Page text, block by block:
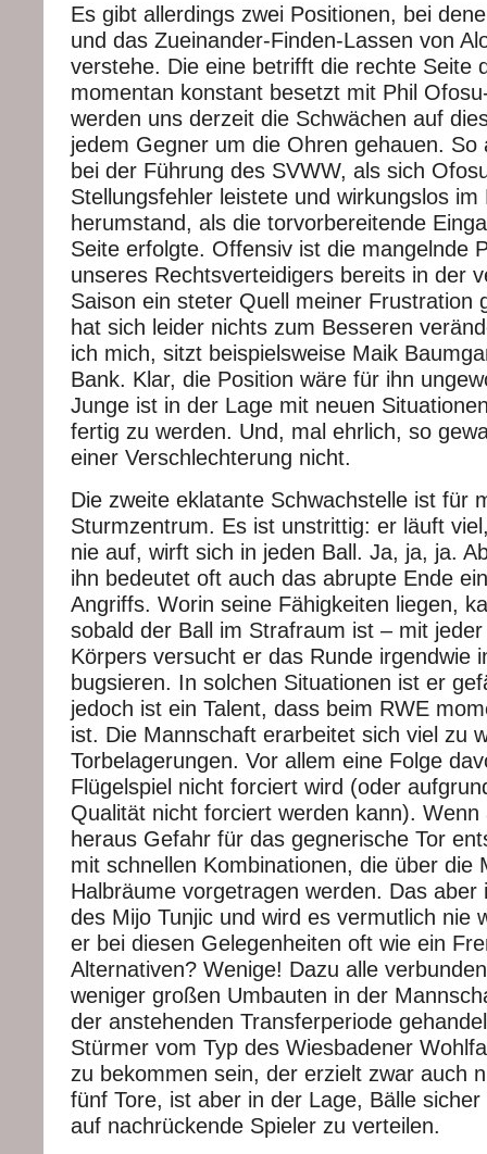
Es gibt allerdings zwei Positionen, bei
und das Zueinander-Finden-Lassen von
verstehe. Die eine betrifft die rechte Seite
momentan konstant besetzt mit Phil
werden uns derzeit die Schwächen auf
jedem Gegner um die Ohren gehauen. So
bei der Führung des SVWW, als sich
Stellungsfehler leistete und wirkungslos im
herumstand, als die torvorbereitende
Seite erfolgte. Offensiv ist die mangelnde
unseres Rechtsverteidigers bereits in der
Saison ein steter Quell meiner Frustration
hat sich leider nichts zum Besseren
ich mich, sitzt beispielsweise Maik
Bank. Klar, die Position wäre für ihn
Junge ist in der Lage mit neuen
fertig zu werden. Und, mal ehrlich, so
einer Verschlechterung nicht.
Die zweite eklatante Schwachstelle ist für
Sturmzentrum. Es ist unstrittig: er läuft
nie auf, wirft sich in jeden Ball. Ja, ja, ja.
ihn bedeutet oft auch das abrupte Ende
Angriffs. Worin seine Fähigkeiten liegen,
sobald der Ball im Strafraum ist – mit
Körpers versucht er das Runde irgendwie
bugsieren. In solchen Situationen ist er
jedoch ist ein Talent, dass beim RWE
ist. Die Mannschaft erarbeitet sich viel zu
Torbelagerungen. Vor allem eine Folge
Flügelspiel nicht forciert wird (oder
Qualität nicht forciert werden kann). Wenn
heraus Gefahr für das gegnerische Tor
mit schnellen Kombinationen, die über die
Halbräume vorgetragen werden. Das aber
des Mijo Tunjic und wird es vermutlich nie
er bei diesen Gelegenheiten oft wie ein
Alternativen? Wenige! Dazu alle
weniger großen Umbauten in der
der anstehenden Transferperiode
Stürmer vom Typ des Wiesbadener
zu bekommen sein, der erzielt zwar auch
fünf Tore, ist aber in der Lage, Bälle
auf nachrückende Spieler zu verteilen.